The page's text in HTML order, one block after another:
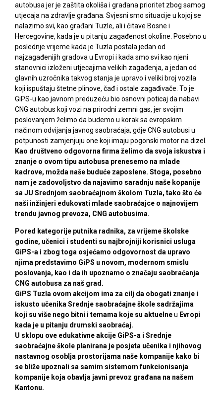
autobusa jer je zaštita okoliša i građana prioritet zbog samog
utjecaja na zdravlje građana. Svjesni smo situacije u kojoj se
nalazimo svi, kao građani Tuzle, ali i čitave Bosne i
Hercegovine, kada je u pitanju zagađenost okoline. Posebno u
poslednje vrijeme kada je Tuzla postala jedan od
najzagađenijih gradova u Evropi i kada smo svi kao njeni
stanovnici izloženi utjecajima velikih zagađenja, a jedan od
glavnih uzročnika takvog stanja je upravo i veliki broj vozila
koji ispuštaju štetne plinove, čađ i ostale zagađivače. To je
GiPS-u kao javnom preduzeću bio osnovni poticaj da nabavi
CNG autobus koji vozi na prirodni zemni gas, jer svojim
poslovanjem želimo da budemo u korak sa evropskim
načinom odvijanja javnog saobraćaja, gdje CNG autobusi u
potpunosti zamjenjuju one koji imaju pogonski motor na dizel.
Kao društveno odgovorna firma želimo da svoja iskustva i
znanje o ovom tipu autobusa prenesemo na mlade
kadrove, možda naše buduće zaposlene. Stoga, posebno
nam je zadovoljstvo da najavimo saradnju naše kopanije
sa JU Srednjom saobraćajnom školom Tuzla, tako što će
naši inžinjeri edukovati mlade saobraćajce o najnovijem
trendu javnog prevoza, CNG autobusima.
Pored kategorije putnika radnika, za vrijeme školske
godine, učenici i studenti su najbrojniji korisnici usluga
GiPS-a i zbog toga osjećamo odgovornost da upravo
njima predstavimo GiPS u novom, modernom smislu
poslovanja, kao i da ih upoznamo o značaju saobraćanja
CNG autobusa za naš grad.
GiPS Tuzla ovom akcijom ima za cilj da obogati znanje i
iskusto učenika Srednje saobraćajne škole sadržajima
koji su više nego bitni i temama koje su aktuelneu Evropi
kada je u pitanju drumski saobraćaj.
U sklopu ove edukativne akcije GiPS-a i Srednje
saobraćajne škole planirana je posjeta učenika i njihovog
nastavnog osoblja prostorijama naše kompanije kako bi
se bliže upoznali sa samim sistemom funkcionisanja
kompanije koja obavlja javni prevoz građana na našem
Kantonu.